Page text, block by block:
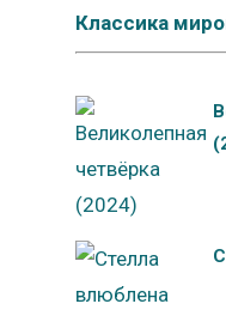
Классика